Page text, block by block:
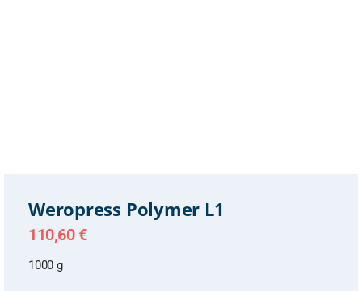
Weropress Polymer L1
110,60 €
1000 g